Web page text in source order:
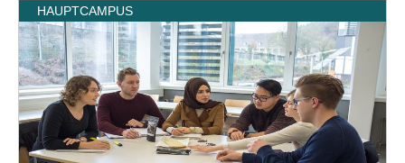
HAUPTCAMPUS